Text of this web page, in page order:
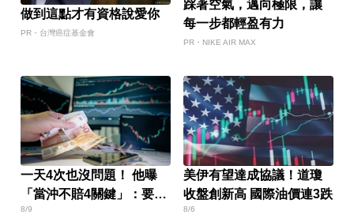
做到這點才有資格說愛你
PR・台灣癌症基金會
踩著空氣，邁向極限，讓
每一步都輕盈有力
PR・NIKE AIR MAX
一天4次也沒問題！ 他曝
「當沖不賠4關鍵」：要賺
很容易
8/9
美伊有望達成協議！道瓊
收盤創新高 國際油價連3跌
8/6